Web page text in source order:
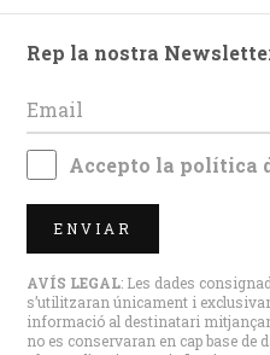
Rep la nostra
Accepto la política
ENVIAR
AVÍS LEGAL: Les dades
s’utilitzaran únicament i
informació al destinatari
no es conservaran en cap base de